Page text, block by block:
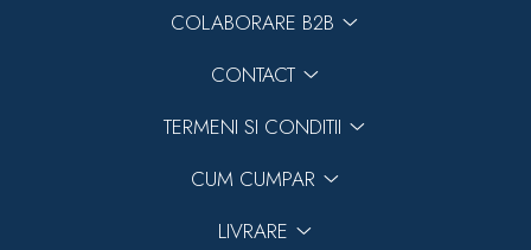
COLABORARE B2B
CONTACT
TERMENI SI CONDITII
CUM CUMPAR
LIVRARE